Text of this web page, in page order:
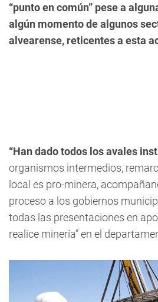
“punto en común” pese a
algún momento de algunos
alvearense, reticentes a esta
“Han dado todos los avales
organismos intermedios,
local es pro-minera,
proceso a los gobiernos
todas las presentaciones en
realice minería” en el